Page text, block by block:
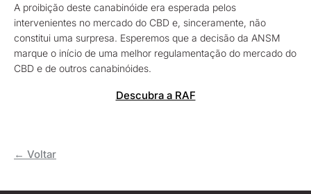
A proibição deste canabinóide era esperada pelos
intervenientes no mercado do CBD e, sinceramente, não
constitui uma surpresa. Esperemos que a decisão da ANSM
marque o início de uma melhor regulamentação do mercado do
CBD e de outros canabinóides.
Descubra a RAF
← Voltar